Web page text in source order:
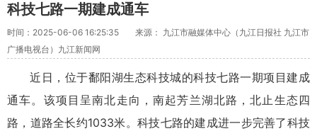
科技七路一期建成通车
时间：2025-06-06 16:25:35
来源： 九江市融媒体中心（九江日报社 九江市
广播电视台）九江新闻网
近日，位于鄱阳湖生态科技城的科技七路一期项目建成
通车。该项目呈南北走向，南起芳兰湖北路，北止生态四
路，道路全长约1033米。科技七路的建成进一步完善了科技